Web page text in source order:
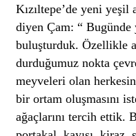
Kızıltepe’de yeni
diyen Çam: “ Bugünde
buluşturduk. Özellikle
durduğumuz nokta
meyveleri olan
bir ortam oluşmasını
ağaçlarını tercih ettik.